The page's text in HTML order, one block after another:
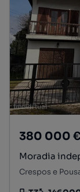
380 000 €
Moradia
Crespos e